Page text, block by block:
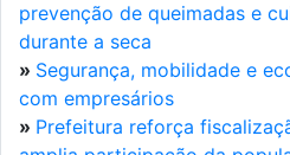
prevenção de queimadas e
durante a seca
» Segurança, mobilidade e
com empresários
» Prefeitura reforça